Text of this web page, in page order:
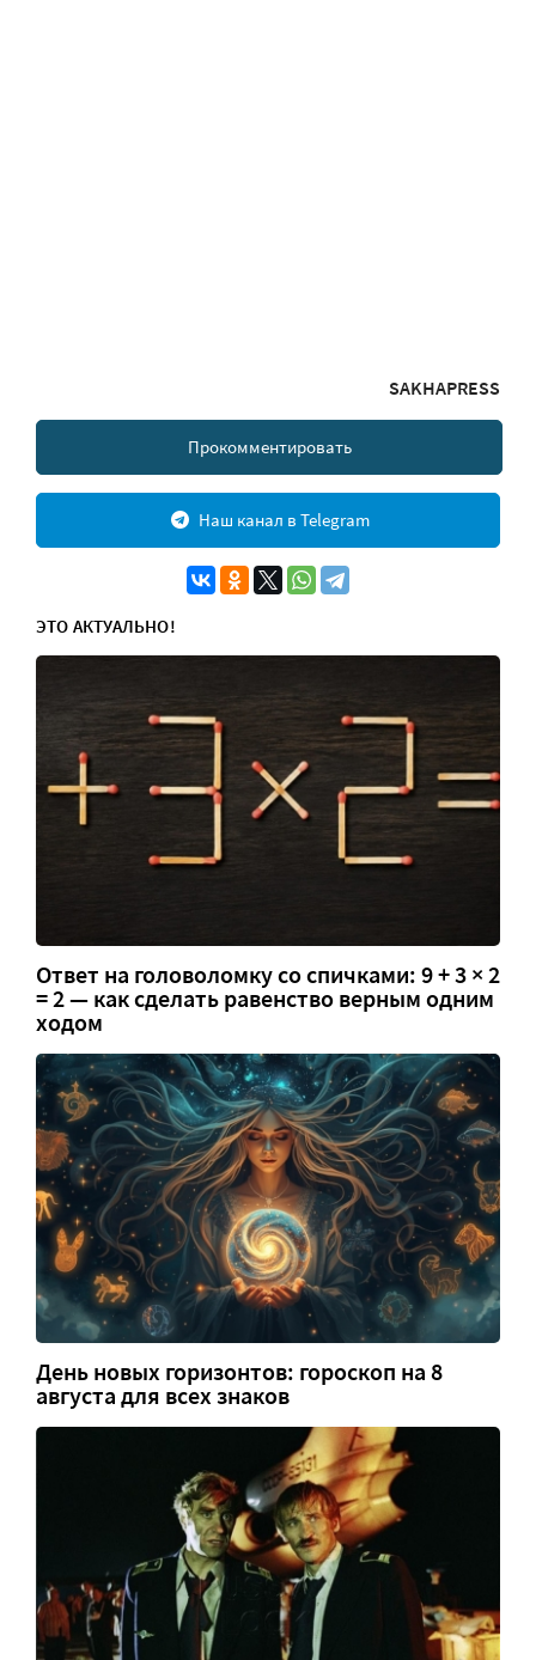
SAKHAPRESS
Прокомментировать
Наш канал в Telegram
ЭТО АКТУАЛЬНО!
Ответ на головоломку со спичками: 9 + 3 × 2
= 2 — как сделать равенство верным одним
ходом
День новых горизонтов: гороскоп на 8
августа для всех знаков